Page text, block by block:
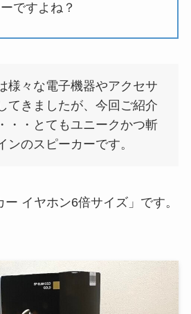
ですよね？
様々な電子機器やアクセサ
てきましたが、今回ご紹介
・・とてもユニークかつ斬
ンのスピーカーです。
イヤホン6倍サイズ」です。